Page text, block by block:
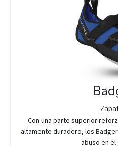
Con una parte superior
altamente duradero, los
abuso en el